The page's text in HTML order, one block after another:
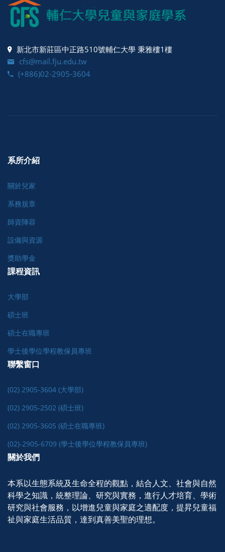
新北市新莊區中正路510號輔仁大學 秉雅樓1樓
cfs@mail.fju.edu.tw
(+886)02-2905-3604
系所介紹
關於兒家
系務規章
師資陣容
設備與資源
獎助學金
課程資訊
大學部
碩士班
碩士在職專班
學士後學位學程教保員專班
聯繫窗口
(02) 2905-3604 (大學部)
(02) 2905-2502 (碩士班)
(02) 2905-3605 (碩士在職專班)
(02)-2905-6709 (學士後學位學程教保員專班)
關於我們
本系以生態系統及生命全程的觀點，結合人文、社會與自然
科學之知識，統整理論、研究與實務，進行人才培育、學術
研究與社會服務，以增進兒童與家庭之適配度，提昇兒童福
祉與家庭生活品質，達到真善美聖的理想。